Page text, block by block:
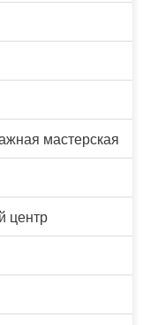
мастерская
центр